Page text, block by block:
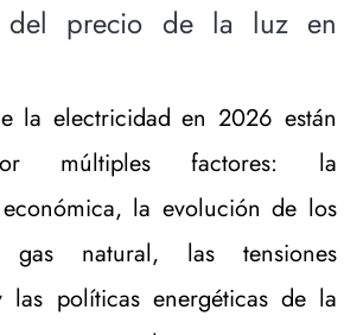
del precio de la luz en
la electricidad en 2026 están
múltiples factores: la
la evolución de los
natural, las tensiones
las políticas energéticas de la